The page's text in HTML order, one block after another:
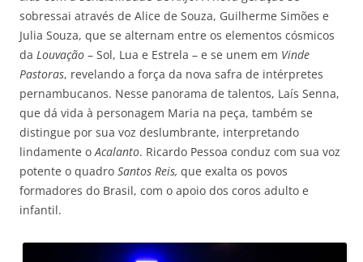
sobressai através de Alice de Souza, Guilherme Simões e
Julia Souza, que se alternam entre os elementos cósmicos
da Louvação – Sol, Lua e Estrela – e se unem em Vinde
Pastoras, revelando a força da nova safra de intérpretes
pernambucanos. Nesse panorama de talentos, Laís Senna,
que dá vida à personagem Maria na peça, também se
distingue por sua voz deslumbrante, interpretando
lindamente oAcalanto. Ricardo Pessoa conduz com sua voz
potente o quadro Santos Reis, que exalta os povos
formadores do Brasil, com o apoio dos coros adulto e
infantil.